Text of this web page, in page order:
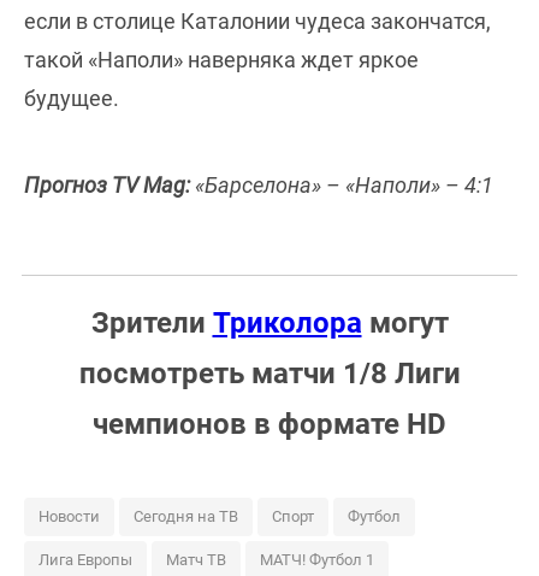
если в столице Каталонии чудеса закончатся,
такой «Наполи» наверняка ждет яркое
будущее.
Прогноз TV Mag:«Барселона» – «Наполи» – 4:1
Зрители Триколора могут
посмотреть матчи 1/8 Лиги
чемпионов в формате HD
Новости Сегодня на ТВ Спорт Футбол
Лига Европы Матч ТВ МАТЧ! Футбол 1